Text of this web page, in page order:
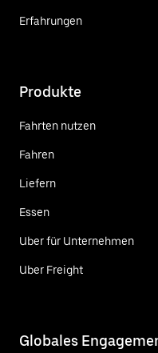
Erfahrungen
Produkte
Fahrten nutzen
Fahren
Liefern
Essen
Uber für Unternehmen
Uber Freight
Globales